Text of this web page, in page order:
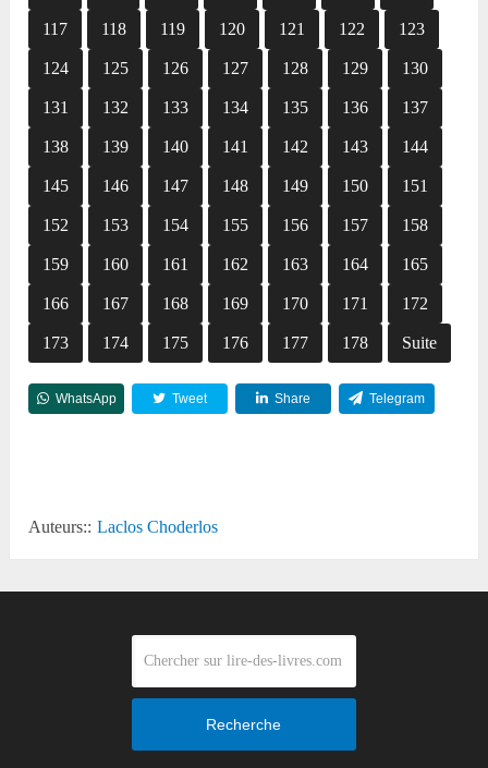
117 118 119 120 121 122 123
124 125 126 127 128 129 130
131 132 133 134 135 136 137
138 139 140 141 142 143 144
145 146 147 148 149 150 151
152 153 154 155 156 157 158
159 160 161 162 163 164 165
166 167 168 169 170 171 172
173 174 175 176 177 178 Suite
WhatsApp Tweet Share Telegram
Auteurs:: Laclos Choderlos
Recherche